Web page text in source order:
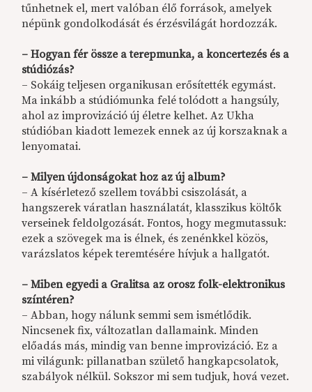
tűnhetnek el, mert valóban élő források, amelyek
népünk gondolkodását és érzésvilágát hordozzák.
–Hogyan fér össze a terepmunka, a koncertezés és a
stúdiózás?
– Sokáig teljesen organikusan erősítették egymást.
Ma inkább a stúdiómunka felé tolódott a hangsúly,
ahol az improvizáció új életre kelhet. Az Ukha
stúdióban kiadott lemezek ennek az új korszaknak a
lenyomatai.
–Milyen újdonságokat hoz az új album?
– A kísérletező szellem további csiszolását, a
hangszerek váratlan használatát, klasszikus költők
verseinek feldolgozását. Fontos, hogy megmutassuk:
ezek a szövegek ma is élnek, és zenénkkel közös,
varázslatos képek teremtésére hívjuk a hallgatót.
–Miben egyedi a Gralitsa az orosz folk-elektronikus
színtéren?
– Abban, hogy nálunk semmi sem ismétlődik.
Nincsenek fix, változatlan dallamaink. Minden
előadás más, mindig van benne improvizáció. Ez a
mi világunk: pillanatban születő hangkapcsolatok,
szabályok nélkül. Sokszor mi sem tudjuk, hová vezet.